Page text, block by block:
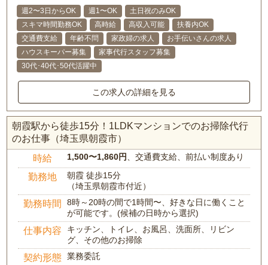
週2〜3日からOK 週1〜OK
土日祝のみOK
スキマ時間勤務OK
高時給 高収入可能
扶養内OK
交通費支給
年齢不問 家政婦の求人
お手伝いさんの求人
ハウスキーパー募集
家事代行スタッフ募集
30代･40代･50代活躍中
この求人の詳細を見る
朝霞駅から徒歩15分！1LDKマンションでのお掃除代行
のお仕事（埼玉県朝霞市）
時給 1,500〜1,860円 、交通費支給、前払い制度あり
勤務地
朝霞 徒歩15分
（埼玉県朝霞市付近）
勤務時間
8時～20時の間で1時間〜、好きな日に働くこと
が可能です。(候補の日時から選択)
仕事内容
キッチン、トイレ、お風呂、洗面所、リビン
グ、その他のお掃除
契約形態 業務委託